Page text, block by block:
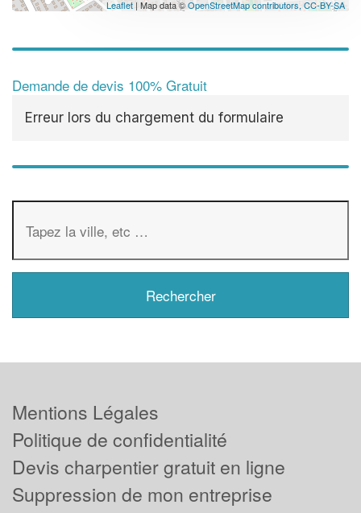
Leaflet | Map data ©OpenStreetMap contributors,CC-BY-SA
Demande de devis 100% Gratuit
Erreur lors du chargement du formulaire
Mentions Légales
Politique de confidentialité
Devis charpentier gratuit en ligne
Suppression de mon entreprise